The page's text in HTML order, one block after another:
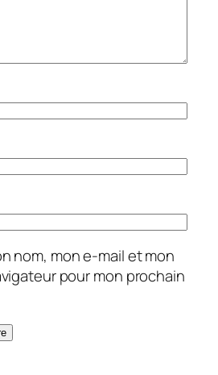
nom, mon e-mail et mon
pour mon prochain